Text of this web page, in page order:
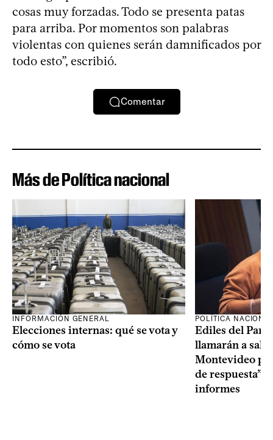
cosas muy forzadas. Todo se presenta patas
para arriba. Por momentos son palabras
violentas con quienes serán damnificados por
todo esto”, escribió.
Comentar
Más de Política nacional
INFORMACIÓN GENERAL
Elecciones internas: qué se vota y
cómo se vota
POLÍTICA
Ediles del
llamarán a sala
Montevideo
de respuesta”
informes